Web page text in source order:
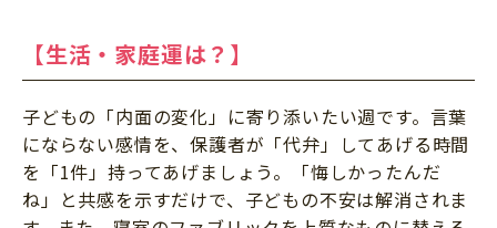
【生活・家庭運は？】
子どもの「内面の変化」に寄り添いたい週です。言葉
にならない感情を、保護者が「代弁」してあげる時間
を「1件」持ってあげましょう。「悔しかったんだ
ね」と共感を示すだけで、子どもの不安は解消されま